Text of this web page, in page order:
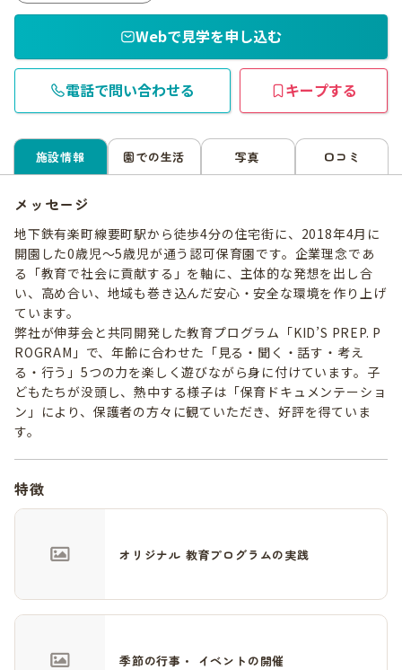
Webで見学を申し込む
電話で問い合わせる キープする
施設情報 園での生活 写真 口コミ
メッセージ
地下鉄有楽町線要町駅から徒歩4分の住宅街に、2018年4月に
開園した0歳児〜5歳児が通う認可保育園です。企業理念であ
る「教育で社会に貢献する」を軸に、主体的な発想を出し合
い、高め合い、地域も巻き込んだ安心・安全な環境を作り上げ
ています。
弊社が伸芽会と共同開発した教育プログラム「KID’S PREP. P
ROGRAM」で、年齢に合わせた「見る・聞く・話す・考え
る・行う」5つの力を楽しく遊びながら身に付けています。子
どもたちが没頭し、熱中する様子は「保育ドキュメンテーショ
ン」により、保護者の方々に観ていただき、好評を得ていま
す。
特徴
オリジナル 教育プログラムの実践
季節の行事・ イベントの開催